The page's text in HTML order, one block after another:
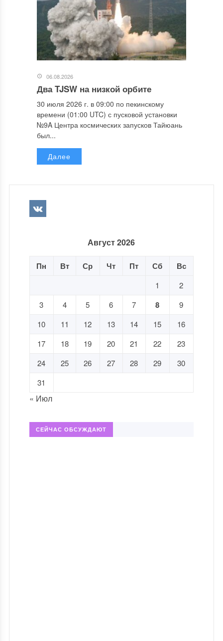
06.08.2026
Два TJSW на низкой орбите
30 июля 2026 г. в 09:00 по пекинскому
времени (01:00 UTC) с пусковой установки
№9A Центра космических запусков Тайюань
был...
Далее
Август 2026
Пн Вт Ср Чт Пт Сб Вс
1
2
3
4 5 6 7 8
9
10
11 12 13 14 15
16
17
18 19 20 21 22
23
24
25 26 27 28 29
30
31
« Июл
СЕЙЧАС ОБСУЖДАЮТ